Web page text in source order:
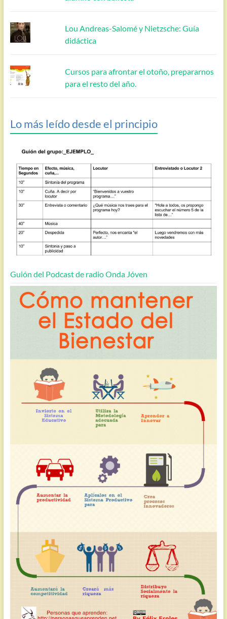
Lou Andreas-Salomé y Nietzsche: Guía
didáctica
Cursos para afrontar el otoño, prepararnos
para el resto del año.
Lo más leído desde el principio
Guión del Podcast de radio Onda Jóven